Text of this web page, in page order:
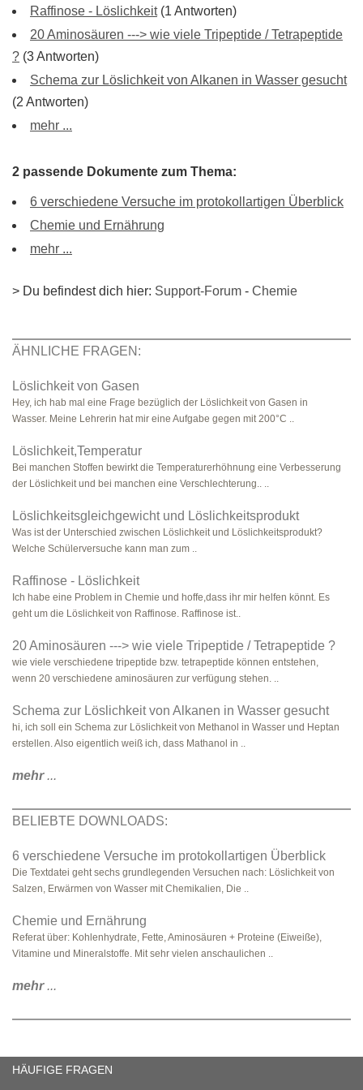
Raffinose - Löslichkeit(1 Antworten)
20 Aminosäuren ---> wie viele Tripeptide / Tetrapeptide
? (3 Antworten)
Schema zur Löslichkeit von Alkanen in Wasser gesucht
(2 Antworten)
mehr ...
2 passende Dokumente zum Thema:
6 verschiedene Versuche im protokollartigen Überblick
Chemie und Ernährung
mehr ...
> Du befindest dich hier: Support-Forum - Chemie
ÄHNLICHE FRAGEN:
Löslichkeit von Gasen
Hey, ich hab mal eine Frage bezüglich der Löslichkeit von Gasen in
Wasser. Meine Lehrerin hat mir eine Aufgabe gegen mit 200°C ..
Löslichkeit,Temperatur
Bei manchen Stoffen bewirkt die Temperaturerhöhnung eine Verbesserung
der Löslichkeit und bei manchen eine Verschlechterung.. ..
Löslichkeitsgleichgewicht und Löslichkeitsprodukt
Was ist der Unterschied zwischen Löslichkeit und Löslichkeitsprodukt?
Welche Schülerversuche kann man zum ..
Raffinose - Löslichkeit
Ich habe eine Problem in Chemie und hoffe,dass ihr mir helfen könnt. Es
geht um die Löslichkeit von Raffinose. Raffinose ist..
20 Aminosäuren ---> wie viele Tripeptide / Tetrapeptide ?
wie viele verschiedene tripeptide bzw. tetrapeptide können entstehen,
wenn 20 verschiedene aminosäuren zur verfügung stehen. ..
Schema zur Löslichkeit von Alkanen in Wasser gesucht
hi, ich soll ein Schema zur Löslichkeit von Methanol in Wasser und Heptan
erstellen. Also eigentlich weiß ich, dass Mathanol in ..
mehr...
BELIEBTE DOWNLOADS:
6 verschiedene Versuche im protokollartigen Überblick
Die Textdatei geht sechs grundlegenden Versuchen nach: Löslichkeit von
Salzen, Erwärmen von Wasser mit Chemikalien, Die ..
Chemie und Ernährung
Referat über: Kohlenhydrate, Fette, Aminosäuren + Proteine (Eiweiße),
Vitamine und Mineralstoffe. Mit sehr vielen anschaulichen ..
mehr...
HÄUFIGE FRAGEN